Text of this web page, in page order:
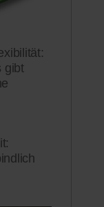
gibt